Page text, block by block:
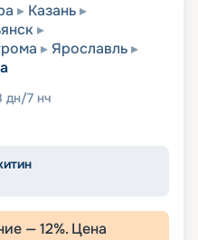
Казань
Ярославль
дн/7 нч
—12%. Цена